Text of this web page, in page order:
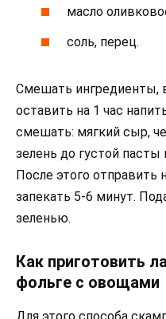
масло
соль, перец.
Смешать ингредиенты,
оставить на 1 час
смешать: мягкий сыр,
зелень до густой
После этого отправить
запекать 5-6 минут.
зеленью.
Как приготовить
фольге с овощами
Для этого способа